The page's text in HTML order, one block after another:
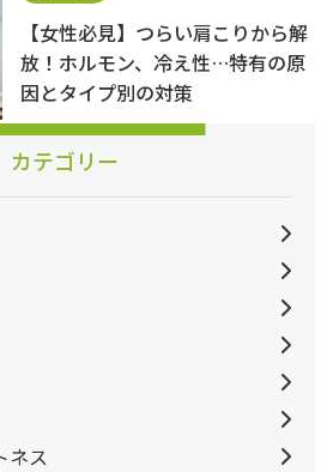
【女性必見】つらい肩こりから解
放！ホルモン、冷え性…特有の原
因とタイプ別の対策
カテゴリー
ネス